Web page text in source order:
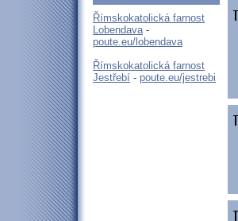
Římskokatolická farnost
Lobendava-
poute.eu/lobendava
Římskokatolická farnost
Jestřebí - poute.eu/jestrebi